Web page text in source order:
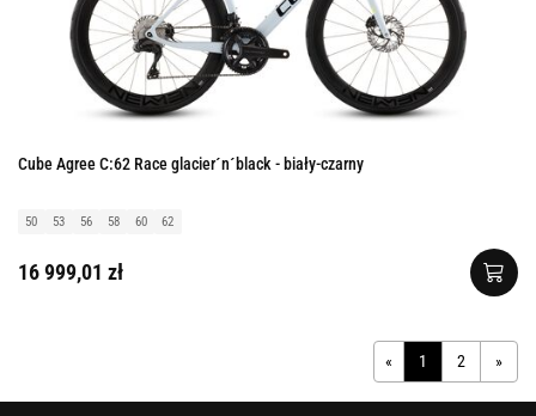
Cube Agree C:62 Race glacier´n´black - biały-czarny
50 53 56 58 60 62
16 999,01 zł
« 1 2 »